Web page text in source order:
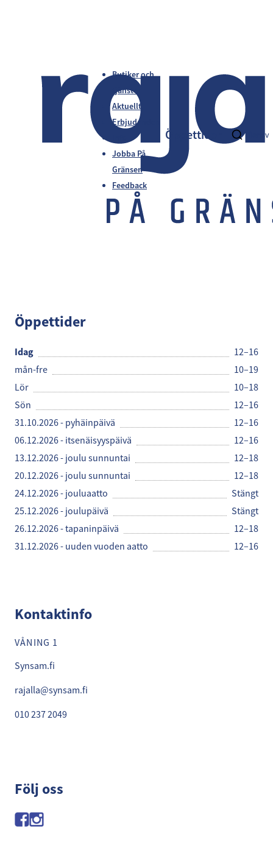
Butiker och
tjänster
Aktuellt
Erbjudanden
Jobba På
Gränsen
Feedback
sv
Öppettider
Öppettider
Idag
12–16
mån-fre
10–19
Lör
10–18
Sön
12–16
31.10.2026 - pyhäinpäivä
12–16
06.12.2026 - itsenäisyyspäivä
12–16
13.12.2026 - joulu sunnuntai
12–18
20.12.2026 - joulu sunnuntai
12–18
24.12.2026 - jouluaatto
Stängt
25.12.2026 - joulupäivä
Stängt
26.12.2026 - tapaninpäivä
12–18
31.12.2026 - uuden vuoden aatto
12–16
Kontaktinfo
VÅNING 1
Synsam.fi
rajalla@synsam.fi
010 237 2049
Följ oss